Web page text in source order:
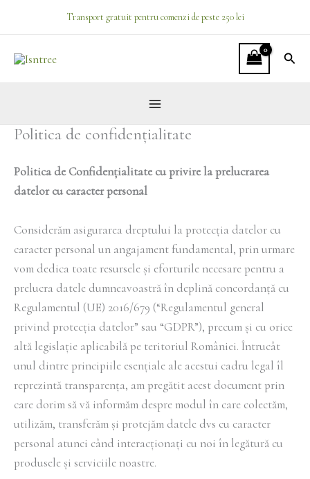
Transport gratuit pentru comenzi de peste 250 lei
Politica de confidențialitate
Politica de Confidențialitate cu privire la prelucrarea
datelor cu caracter personal
Considerăm asigurarea dreptului la protecția datelor cu
caracter personal un angajament fundamental, prin urmare
vom dedica toate resursele și eforturile necesare pentru a
prelucra datele dumneavoastră în deplină concordanță cu
Regulamentul (UE) 2016/679 (“Regulamentul general
privind protecția datelor” sau “GDPR”), precum și cu orice
altă legislație aplicabilă pe teritoriul României. Întrucât
unul dintre principiile esențiale ale acestui cadru legal îl
reprezintă transparența, am pregătit acest document prin
care dorim să vă informăm despre modul în care colectăm,
utilizăm, transferăm și protejăm datele dvs cu caracter
personal atunci când interacționați cu noi în legătură cu
produsele și serviciile noastre.